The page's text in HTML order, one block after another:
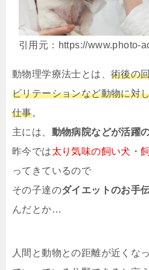
引用元：https://www.photo-
動物理学療法士とは、 術後の
ビリテーションなど動物に対
仕事。
主には、 動物病院などが活躍
昨今では太り気味の飼い犬・
ってきているので
その子達のダイエットのお手
んだとか…
人間と動物との距離が近くな